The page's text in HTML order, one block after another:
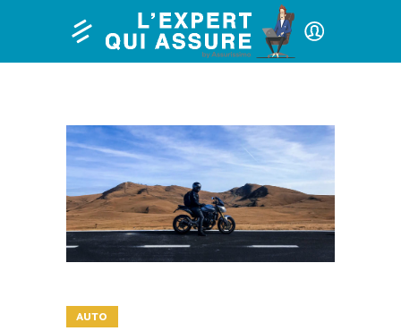
AUTO